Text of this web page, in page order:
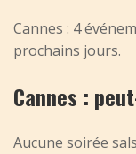
Cannes : 4
prochains jours.
Cannes :
Aucune soirée